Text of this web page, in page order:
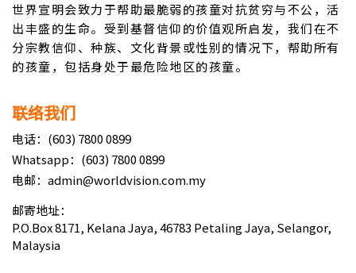
世界宣明会致力于帮助最脆弱的孩童对抗贫穷与不公，活
出丰盛的生命。受到基督信仰的价值观所启发，我们在不
分宗教信仰、种族、文化背景或性别的情况下，帮助所有
的孩童，包括身处于最危险地区的孩童。
联络我们
电话：(603) 7800 0899
Whatsapp：(603) 7800 0899
电邮：admin@worldvision.com.my
邮寄地址：
P.O.Box 8171, Kelana Jaya, 46783 Petaling Jaya, Selangor,
Malaysia